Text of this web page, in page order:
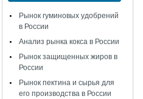
Рынок гуминовых удобрений
в России
Анализ рынка кокса в России
Рынок защищенных жиров в
России
Рынок пектина и сырья для
его производства в России